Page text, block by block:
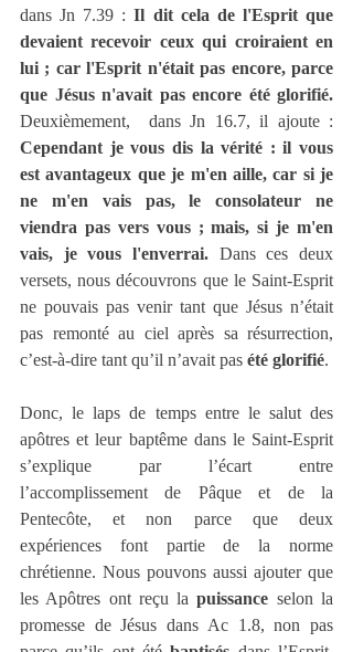
dans Jn 7.39 : Il dit cela de l'Esprit que
devaient recevoir ceux qui croiraient en
lui ; car l'Esprit n'était pas encore, parce
que Jésus n'avait pas encore été glorifié.
Cependant je vous dis la vérité : il vous
est avantageux que je m'en aille, car si je
ne m'en vais pas, le consolateur ne
viendra pas vers vous ; mais, si je m'en
vais, je vous l'enverrai. Dans ces deux
versets, nous découvrons que le Saint-Esprit
ne pouvais pas venir tant que Jésus n’était
pas remonté au ciel après sa résurrection,
c’est-à-dire tant qu’il n’avait pas été glorifié.
Donc, le laps de temps entre le salut des
apôtres et leur baptême dans le Saint-Esprit
s’explique par l’écart entre
l’accomplissement de Pâque et de la
Pentecôte, et non parce que deux
expériences font partie de la norme
chrétienne. Nous pouvons aussi ajouter que
les Apôtres ont reçu la puissance selon la
promesse de Jésus dans Ac 1.8, non pas